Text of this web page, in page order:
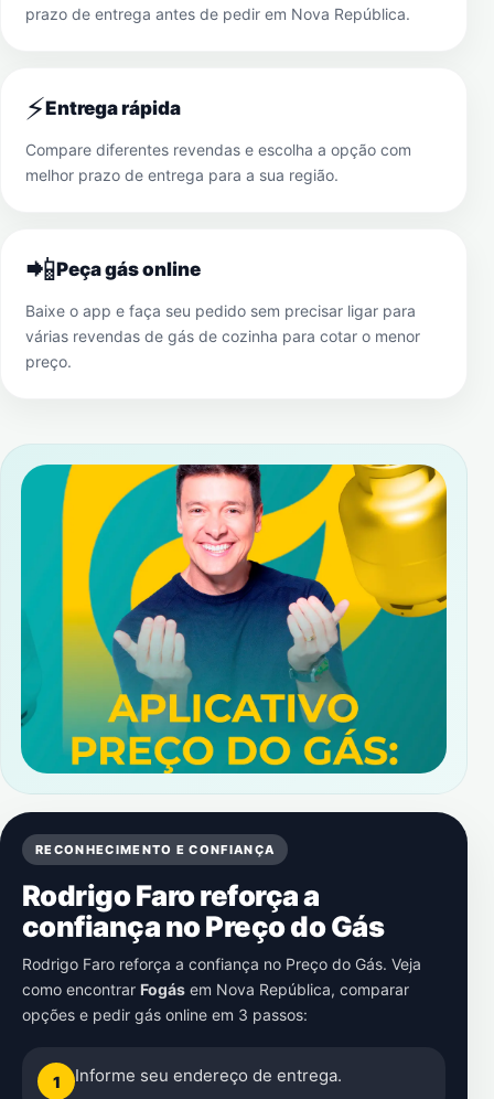
prazo de entrega antes de pedir em Nova República.
⚡Entrega rápida
Compare diferentes revendas e escolha a opção com
melhor prazo de entrega para a sua região.
📲Peça gás online
Baixe o app e faça seu pedido sem precisar ligar para
várias revendas de gás de cozinha para cotar o menor
preço.
RECONHECIMENTO E CONFIANÇA
Rodrigo Faro reforça a
confiança no Preço do Gás
Rodrigo Faro reforça a confiança no Preço do Gás. Veja
como encontrar Fogás em Nova República, comparar
opções e pedir gás online em 3 passos:
1 Informe seu endereço de entrega.